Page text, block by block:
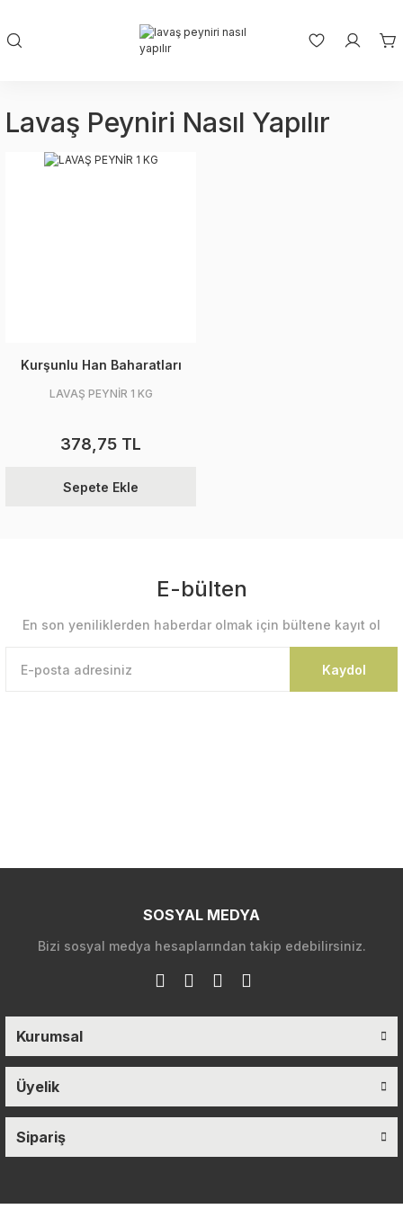
Lavaş Peyniri Nasıl Yapılır
Kurşunlu Han Baharatları
LAVAŞ PEYNİR 1 KG
378,75 TL
Sepete Ekle
E-bülten
En son yeniliklerden haberdar olmak için bültene kayıt ol
Kaydol
SOSYAL MEDYA
Bizi sosyal medya hesaplarından takip edebilirsiniz.
Kurumsal
Üyelik
Sipariş